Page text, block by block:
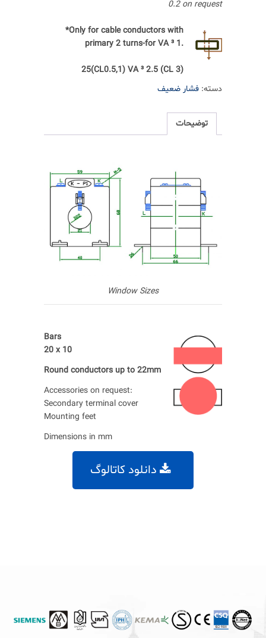
0.2 on request
*Only for cable conductors with
primary 2 turns-for VA³ 1.
25(CL0.5,1) VA³ 2.5 (CL 3)
دسته: فشار ضعیف
توضیحات
Window Sizes
Bars
20 x 10
Round conductors up to 22mm
Accessories on request:
Secondary terminal cover
Mounting feet
Dimensions in mm
دانلود کاتالوگ